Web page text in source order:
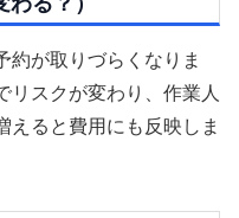
約が取りづらくなりま
リスクが変わり、作業人
えると費用にも反映しま